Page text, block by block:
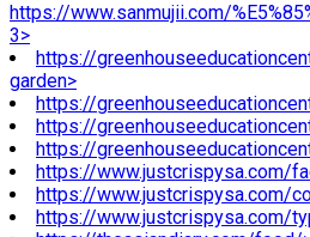
https://www.sanmujii.com/
3>
https://
garden>
https://
https://
https://
https://www.justcrispysa.com/
https://www.justcrispysa.com/
https://www.justcrispysa.com/